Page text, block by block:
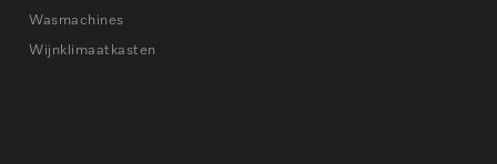
Wasmachines
Wijnklimaatkasten